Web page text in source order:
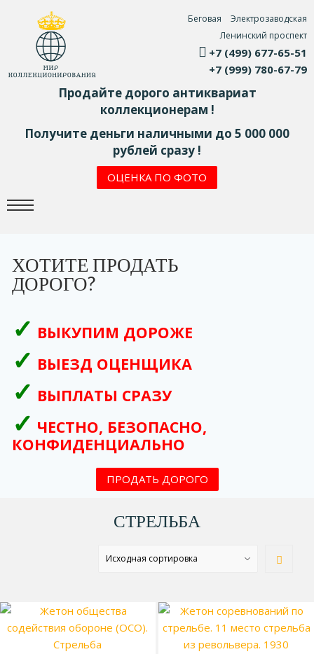
Беговая
Электрозаводская
Ленинский проспект
+7 (499) 677-65-51
+7 (999) 780-67-79
Продайте дорого антиквариат
коллекционерам !
Получите деньги наличными до 5 000 000
рублей сразу !
ОЦЕНКА ПО ФОТО
ХОТИТЕ ПРОДАТЬ
ДОРОГО?
ВЫКУПИМ ДОРОЖЕ
ВЫЕЗД ОЦЕНЩИКА
ВЫПЛАТЫ СРАЗУ
ЧЕСТНО, БЕЗОПАСНО,
КОНФИДЕНЦИАЛЬНО
ПРОДАТЬ ДОРОГО
СТРЕЛЬБА